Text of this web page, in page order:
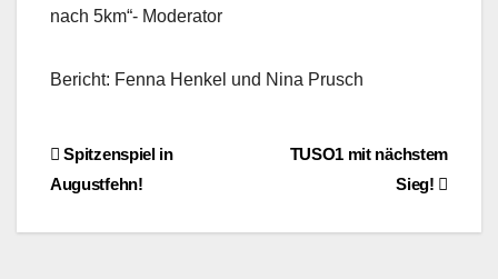
nach 5km“- Moderator
Bericht: Fenna Henkel und Nina Prusch
BeitragsnavigationTUSO1 mit nächstem
Sieg!
Spitzenspiel in
Augustfehn!